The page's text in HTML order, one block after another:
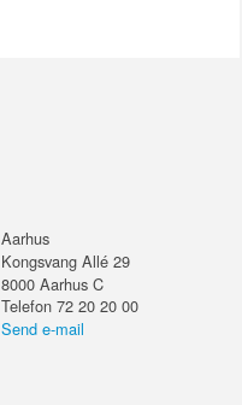
Aarhus
Kongsvang Allé 29
8000 Aarhus C
Telefon 72 20 20 00
Send e-mail